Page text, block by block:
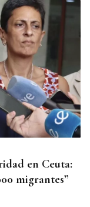
en Ceuta:
migrantes”